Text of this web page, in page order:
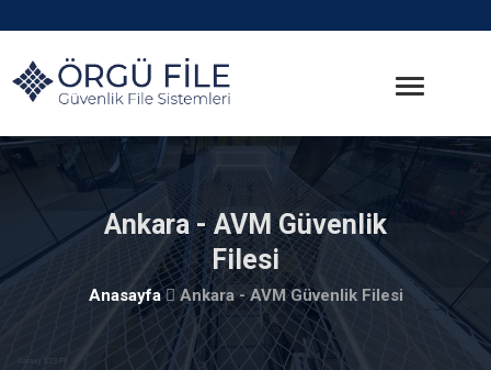
Ankara - AVM Güvenlik
Filesi
Anasayfa Ankara - AVM Güvenlik Filesi